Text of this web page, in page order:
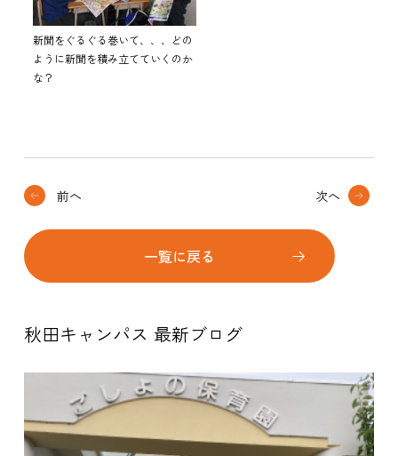
新聞をぐるぐる巻いて、、、どの
ように新聞を積み立てていくのか
な？
前へ
一覧に戻る
次へ
秋田キャンパス 最新ブログ